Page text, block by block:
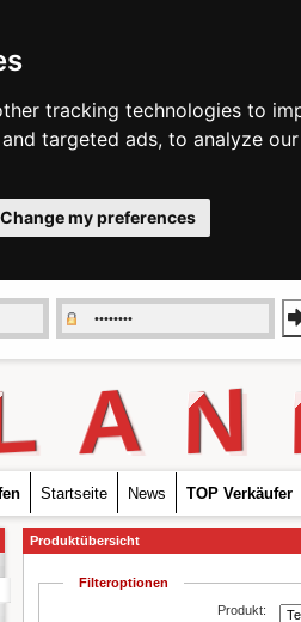
tracking technologies to
targeted ads, to analyze
Change my preferences
A N
Startseite News TOP Verkäufer
Produktübersicht
Filteroptionen
Produkt: